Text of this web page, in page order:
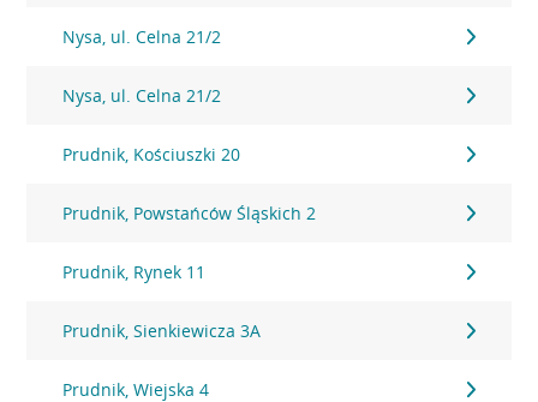
Nysa, ul. Celna 21/2
Nysa, ul. Celna 21/2
Prudnik, Kościuszki 20
Prudnik, Powstańców Śląskich 2
Prudnik, Rynek 11
Prudnik, Sienkiewicza 3A
Prudnik, Wiejska 4